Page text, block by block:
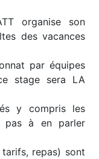
organise son
des vacances
par équipes
stage sera LA
y compris les
pas à en parler
repas) sont